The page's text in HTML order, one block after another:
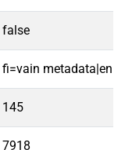
false
fi=vain
145
7918